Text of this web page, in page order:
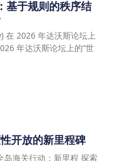
基于规则的秩序结
在 2026 年达沃斯论坛上
年达沃斯论坛上的“世
开放的新里程碑
海关行动：新里程 探索